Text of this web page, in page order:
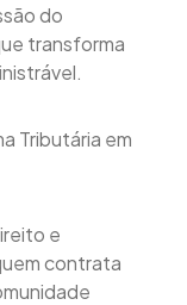
do
transforma
Tributária em
e
contrata